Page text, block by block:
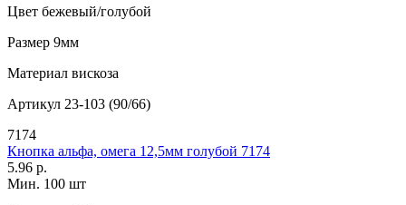
Цвет бежевый/голубой
Размер 9мм
Материал вискоза
Артикул 23-103 (90/66)
7174
Кнопка альфа, омега 12,5мм голубой 7174
5.96 р.
Мин. 100 шт